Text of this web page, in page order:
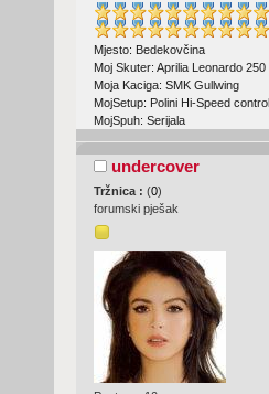
Mjesto: Bedekovčina
Moj Skuter: Aprilia Leonardo 250
Moja Kaciga: SMK Gullwing
MojSetup: Polini Hi-Speed control
MojSpuh: Serijala
undercover
Tržnica : (0)
forumski pješak